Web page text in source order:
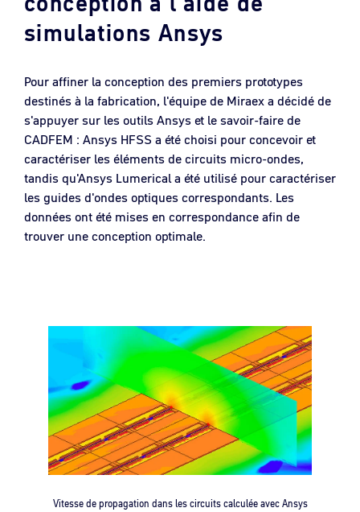
simulations Ansys
Pour affiner la conception des premiers prototypes
destinés à la fabrication, l'équipe de Miraex a décidé de
s'appuyer sur les outils Ansys et le savoir-faire de
CADFEM : Ansys HFSS a été choisi pour concevoir et
caractériser les éléments de circuits micro-ondes,
tandis qu'Ansys Lumerical a été utilisé pour caractériser
les guides d'ondes optiques correspondants. Les
données ont été mises en correspondance afin de
trouver une conception optimale.
Vitesse de propagation dans les circuits calculée avec Ansys